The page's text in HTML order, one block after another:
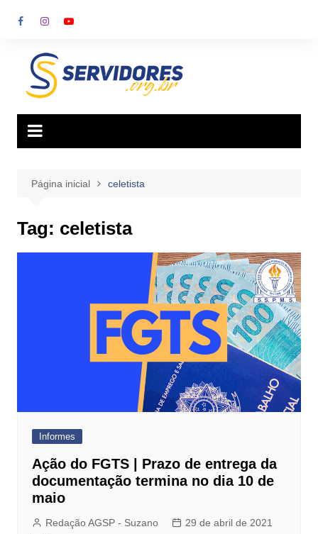
para
conteúdo
Página inicial celetista
Tag: celetista
Informes
Ação do FGTS | Prazo de entrega da
documentação termina no dia 10 de
maio
Redação AGSP - Suzano
29 de abril de 2021